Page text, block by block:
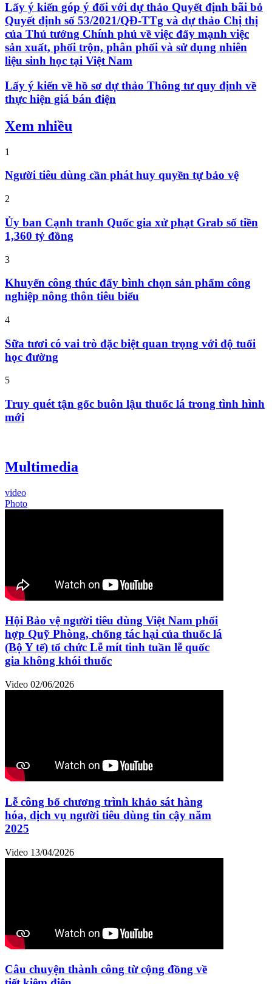
Lấy ý kiến góp ý đối với dự thảo Quyết định bãi bỏ
Quyết định số 53/2021/QĐ-TTg và dự thảo Chị thị
của Thủ tướng Chính phủ về việc đẩy mạnh việc
sản xuất, phối trộn, phân phối và sử dụng nhiên
liệu sinh học tại Việt Nam
Lấy ý kiến về hồ sơ dự thảo Thông tư quy định về
thực hiện giá bán điện
Xem nhiều
1
Người tiêu dùng cần phát huy quyền tự bảo vệ
2
Ủy ban Cạnh tranh Quốc gia xử phạt Grab số tiền
1,360 tỷ đồng
3
Khuyến công thúc đẩy bình chọn sản phẩm công
nghiệp nông thôn tiêu biểu
4
Sữa tươi có vai trò đặc biệt quan trọng với độ tuổi
học đường
5
Truy quét tận gốc buôn lậu thuốc lá trong tình hình
mới
Multimedia
video
Photo
Hội Bảo vệ người tiêu dùng Việt Nam phối
hợp Quỹ Phòng, chống tác hại của thuốc lá
(Bộ Y tế) tổ chức Lễ mít tinh tuần lễ quốc
gia không khói thuốc
Video 02/06/2026
Lễ công bố chương trình khảo sát hàng
hóa, dịch vụ người tiêu dùng tin cậy năm
2025
Video 13/04/2026
Câu chuyện thành công từ cộng đồng về